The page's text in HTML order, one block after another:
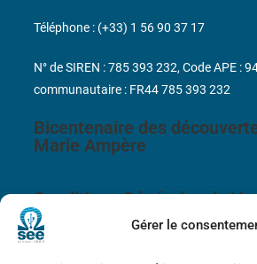
Gérer le
Bicentenaire des
Marie Ampère
Conditions Générales de
Téléphone : (+33) 1 56 90 37 17
N° de SIREN : 785 393 232, Code APE :
communautaire : FR44 785 393 232